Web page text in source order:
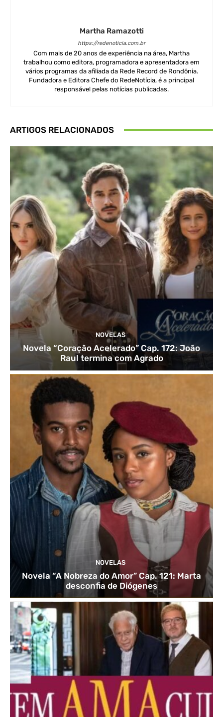
Martha Ramazotti
https://redenoticia.com.br
Com mais de 20 anos de experiência na área, Martha
trabalhou como editora, programadora e apresentadora em
vários programas da afiliada da Rede Record de Rondônia.
Fundadora e Editora Chefe do RedeNotícia, é a principal
responsável pelas notícias publicadas.
ARTIGOS RELACIONADOS
NOVELAS
Novela “Coração Acelerado” Cap. 172: João
Raul termina com Agrado
NOVELAS
Novela “A Nobreza do Amor” Cap. 121: Marta
desconfia de Diógenes